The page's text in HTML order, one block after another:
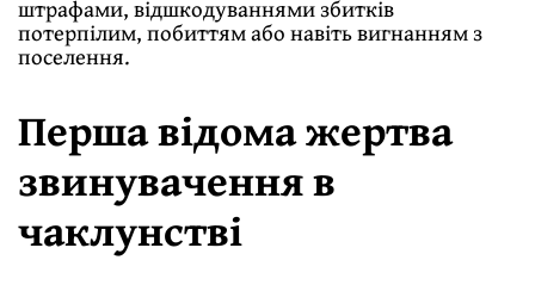
штрафами, відшкодуваннями збитків
потерпілим, побиттям або навіть вигнанням з
поселення.
Перша відома жертва
звинувачення в
чаклунстві